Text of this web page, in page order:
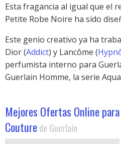
Esta fragancia al igual que el
Petite Robe Noire ha sido
Este genio creativo ya ha
Dior (Addict) y Lancôme (
perfumista interno para
Guerlain Homme, la serie
Mejores Ofertas Online
Couturede Guerlain